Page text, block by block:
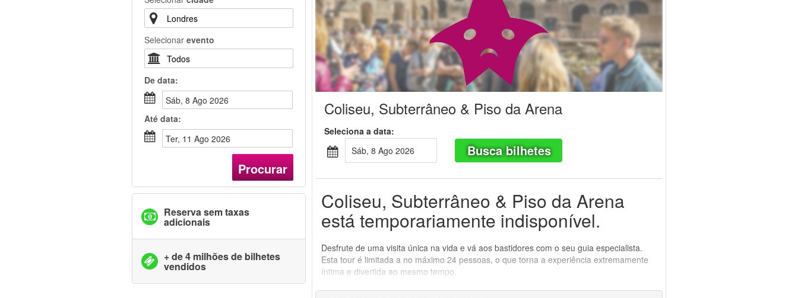
Selecionar evento
De data:
Sáb, 8 Ago 2026
Até data:
Ter, 11 Ago 2026
Procurar
Reserva sem taxas
adicionais
+ de 4 milhões de bilhetes
vendidos
Coliseu, Subterrâneo & Piso da Arena
Seleciona a data:
Sáb, 8 Ago 2026
Busca bilhetes
Coliseu, Subterrâneo & Piso da Arena
está temporariamente indisponível.
Desfrute de uma visita única na vida e vá aos bastidores com o seu guia especialista.
Esta tour é limitada a no máximo 24 pessoas, o que torna a experiência extremamente
íntima e divertida ao mesmo tempo.